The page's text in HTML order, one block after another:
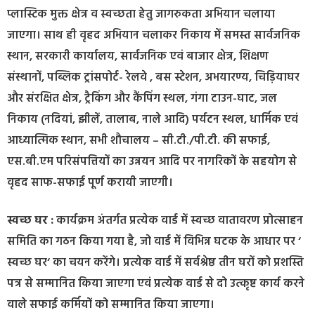
प्लास्टिक मुक्त क्षेत्र व स्वच्छता हेतु जागरुकता अभियान चलाया
जाएगा। साथ ही वृहद अभियान चलाकर निकाय में समस्त सार्वजनिक
स्थान, सरकारी कार्यालय, सार्वजनिक एवं बाजार क्षेत्र, शिक्षण
संस्थानों, पब्लिक ट्रांसपोर्ट- रेलवे , बस स्टेशन, अभयारण्य, चिड़ियाघर
और संरक्षित क्षेत्र, ट्रैकिंग और कैंपिंग स्थल, गंगा टाउन-घाट, जल
निकाय (नदियां, झीलें, तालाब, नाले आदि) पर्यटन स्थल, धार्मिक एवं
आध्यात्मिक स्थान, सभी शौचालय – सी.टी./पी.टी. की सफाई,
एस.बी.एम परिसंपत्तियों का उन्नयन आदि पर नागरिकों के सहयोग से
वृहद साफ-सफाई पूर्ण करायी जाएगी।
स्वच्छ घर :कार्यक्रम अंतर्गत प्रत्येक वार्ड में स्वच्छ वातावरण प्रोत्साहन
समिति का गठन किया गया है, जो वार्ड में विभिन्न घटक के आधार पर ‘
स्वच्छ घर‘ का चयन करेंगे। प्रत्येक वार्ड में सर्वश्रेष्ठ तीन घरों को प्रशस्ति
पत्र से सम्मानित किया जाएगा एवं प्रत्येक वार्ड से दो उत्कृष्ट कार्य करने
वाले सफाई कर्मियों को सम्मानित किया जाएगा।